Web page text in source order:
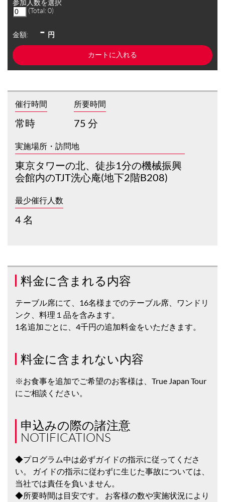
参加人数を選択
(Total:0)
金額: - 円
催行時間
常時
所要時間
75 分
実施場所・訪問地
東京タワーの北、徒歩1分の機械振興
会館内のTJT洗心庵(地下2階B208)
最少催行人数
4 名
料金に含まれる内容
テーブル席にて、16名様までのテーブル席、ワンドリ
ンク、料理１品を含みます。
1名追加ごとに、4千円の追加料金をいただきます。
料金に含まれない内容
※お食事を追加でご希望のお客様は、True Japan Tour
にご相談ください。
申込みの際の諸注意
NOTIFICATIONS
◆プログラム中は必ずガイドの指示に従ってくださ
い。 ガイドの指示に従わずに生じた事故については、
当社では責任を負いません。
◆所要時間は目安です。 お客様の数や実施状況により